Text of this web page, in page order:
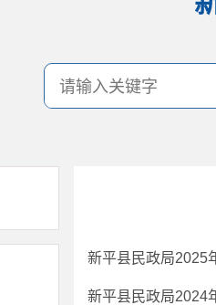
新平县民政局2025
新平县民政局2024